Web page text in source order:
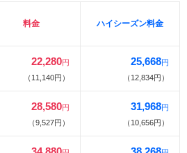
料金 ハイシーズン料金
22,280円
（11,140円）
25,668円
（12,834円）
28,580円
（9,527円）
31,968円
（10,656円）